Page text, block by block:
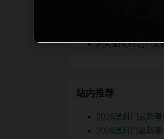
黑料合集后续如
图片如何匹配？文
站内推荐
2026黑料门最新
2026黑料门最新